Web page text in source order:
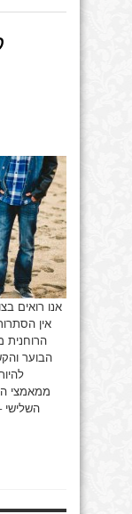
אנו רואים
אין
הרוחנית
הבוער
ממאמצי